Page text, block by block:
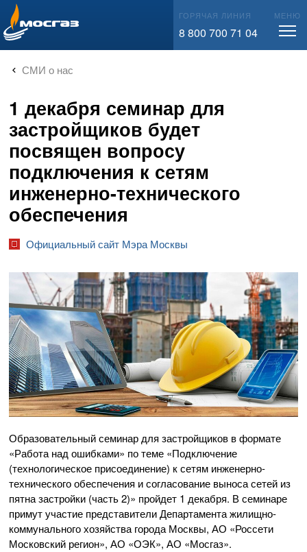
info@mos-gaz.ru ГОРЯЧАЯ ЛИНИЯ
8 800 700 71 04
МЕНЮ
СМИ о нас
1 декабря семинар для
застройщиков будет
посвящен вопросу
подключения к сетям
инженерно-технического
обеспечения
Официальный сайт Мэра Москвы
Образовательный семинар для застройщиков в формате
«Работа над ошибками» по теме «Подключение
(технологическое присоединение) к сетям инженерно-
технического обеспечения и согласование выноса сетей из
пятна застройки (часть 2)» пройдет 1 декабря. В семинаре
примут участие представители Департамента жилищно-
коммунального хозяйства города Москвы, АО «Россети
Московский регион», АО «ОЭК», АО «Мосгаз».